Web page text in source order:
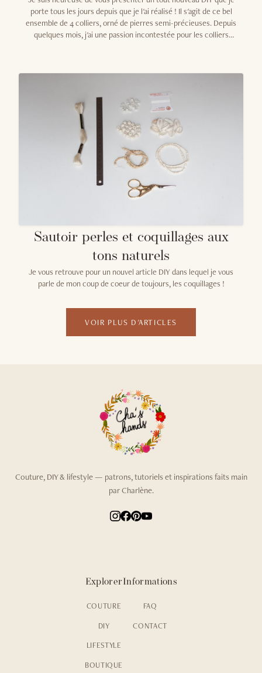
porte tous les jours depuis que je l'ai réalisé ! Il s'agit de ce bel
ensemble de 4 colliers, orné de pierres semi-précieuses. Depuis
quelques mois, j'ai une passion incontestée pour les colliers
Sautoir perles et coquillages aux
tons naturels
Je vous retrouve pour un nouvel article DIY dans lequel je vous
parle de mon coup de coeur de toujours, les coquillages !
VOIR PLUS D'ARTICLES
Couture, DIY & lifestyle — patrons, tutoriels et inspirations faits main
par Charlène.
Explorer
COUTURE
DIY
LIFESTYLE
BOUTIQUE
Informations
FAQ
CONTACT